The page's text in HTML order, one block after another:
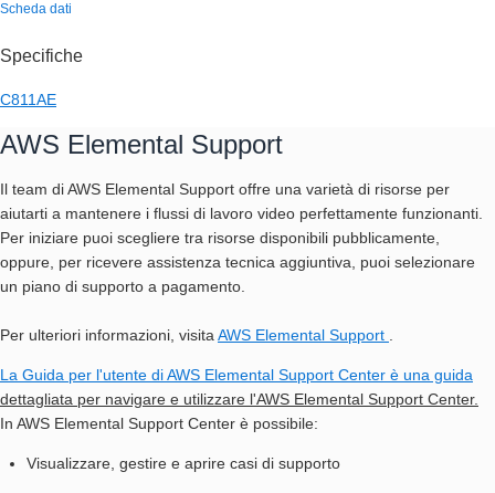
Scheda dati
Specifiche
C811AE
AWS Elemental Support
Il team di AWS Elemental Support offre una varietà di risorse per
aiutarti a mantenere i flussi di lavoro video perfettamente funzionanti.
Per iniziare puoi scegliere tra risorse disponibili pubblicamente,
oppure, per ricevere assistenza tecnica aggiuntiva, puoi selezionare
un piano di supporto a pagamento.
Per ulteriori informazioni, visita AWS Elemental Support
La Guida per l'utente di AWS Elemental Support Center è una guida
dettagliata per navigare e utilizzare l'AWS Elemental Support Center.
In AWS Elemental Support Center è possibile:
Visualizzare, gestire e aprire casi di supporto